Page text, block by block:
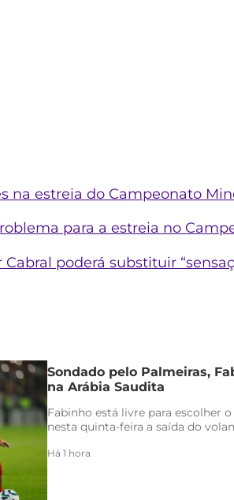
na estreia do Campeonato
para a estreia no
Cabral poderá substituir
Sondado pelo Palmeiras,
na Arábia Saudita
Fabinho está livre para escolher
nesta quinta-feira a saída do
Há 1 hora